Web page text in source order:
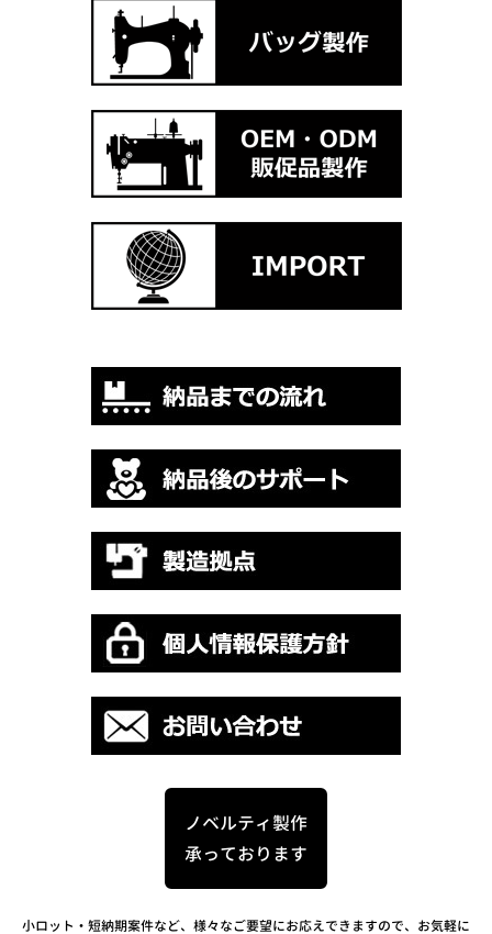
ノベルティ製作
承っております
小ロット・短納期案件など、様々なご要望にお応えできますので、お気軽に